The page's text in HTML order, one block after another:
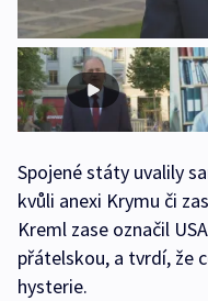
Spojené státy uvalily
kvůli anexi Krymu či
Kreml zase označil
přátelskou, a tvrdí, že
hysterie.